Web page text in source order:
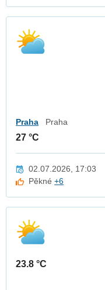
Praha Praha
27 °C
02.07.2026, 17:03
Pěkné+6
23.8 °C